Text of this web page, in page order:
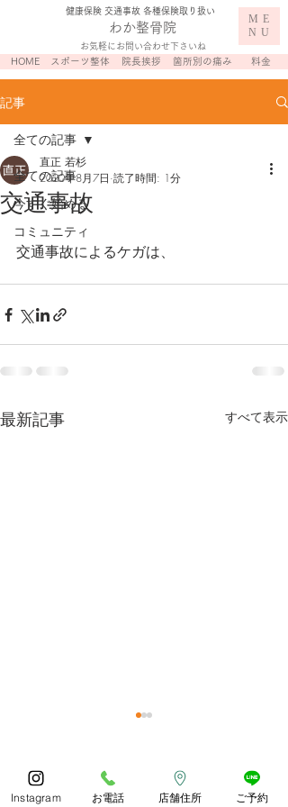
お気軽にお問い合わせ下さいね
わか整骨院
​健康保険 交通事故 各種保険取り扱い
ME
NU
スポーツ整体 院長挨拶 箇所別の痛み
HOME 料金
記事
全ての記事
今すぐ始める
コミュニティ
全ての記事
交通事故
直正 若杉
2020年8月7日 読了時間: 1分
交通事故によるケガは、
最新記事 すべて表示
あっとゆう間の1年でしたね
コメント
Instagram お電話 店舗住所 ご予約